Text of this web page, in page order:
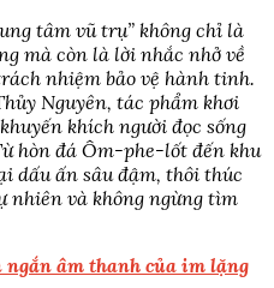
tâm vũ trụ” không chỉ là
mà còn là lời nhắc nhở về
nhiệm bảo vệ hành tinh.
Nguyên, tác phẩm khơi
khích người đọc sống
hòn đá Ôm-phe-lốt đến khu
dấu ấn sâu đậm, thôi thúc
nhiên và không ngừng tìm
âm thanh của im lặng